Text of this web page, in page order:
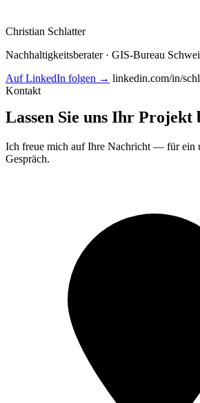
Christian Schlatter
Nachhaltigkeitsberater · GIS-Bureau
Auf LinkedIn folgen → linkedin.com/in/
Kontakt
Lassen Sie uns Ihr Projekt
Ich freue mich auf Ihre Nachricht — für ein
Gespräch.